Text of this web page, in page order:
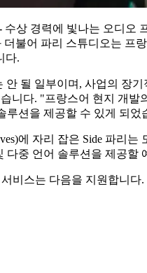
수상 경력에 빛나는 오디오
불어 파리 스튜디오는 프
다.
안 될 일부이며, 사업의 장
습니다. "프랑스어 현지 개
루션을 제공할 수 있게 되었
에 자리 잡은 Side 파리
다중 언어 솔루션을 제공할
비스는 다음을 지원합니다.